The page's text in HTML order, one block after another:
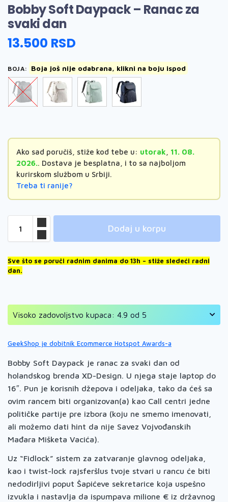
Bobby Soft Daypack – Ranac za
svaki dan
13.500 RSD
BOJA: Boja još nije odabrana, klikni na boju ispod
Ako sad poručiš, stiže kod tebe u: utorak
11. 08.
2026.. Dostava je besplatna, i to sa najboljom
kurirskom službom u Srbiji.
Treba ti ranije?
Dodaj u korpu
Sve što se poruči radnim danima do 13h – stiže sledeći radni
dan.
Visoko zadovoljstvo kupaca: 4.9 od 5
GeekShop je dobitnik Ecommerce Hotspot Awards-a
Bobby Soft Daypack je ranac za svaki dan od
holandskog brenda XD-Design. U njega staje laptop do
16″. Pun je korisnih džepova i odeljaka, tako da ćeš sa
ovim rancem biti organizovan(a) kao Call centri jedne
političke partije pre izbora (koju ne smemo imenovati,
ali možemo dati hint da nije Savez Vojvođanskih
Mađara Mišketa Vacića).
Uz “Fidlock” sistem za zatvaranje glavnog odeljaka,
kao i twist-lock rajsferšlus tvoje stvari u rancu će biti
nedodirljivi poput Šapićeve sekretarice koja uspešno
izvukla i nastavlja da ispumpava milione € iz državnog